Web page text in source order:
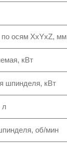
осям XxYxZ, мм
кВт
шпинделя, кВт
л
об/мин